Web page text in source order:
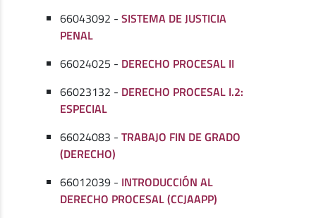
66043092 -SISTEMA DE JUSTICIA
PENAL
66024025 - DERECHO PROCESAL II
66023132 - DERECHO PROCESAL I.2:
ESPECIAL
66024083 -TRABAJO FIN DE GRADO
(DERECHO)
66012039 - INTRODUCCIÓN AL
DERECHO PROCESAL (CCJAAPP)